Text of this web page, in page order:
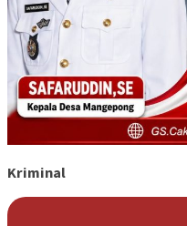
Kriminal